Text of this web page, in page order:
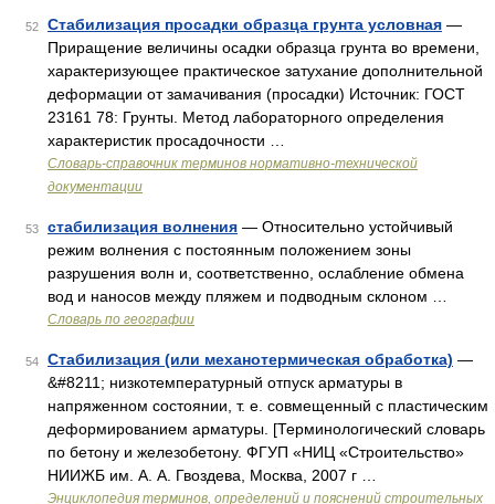
52 Стабилизация просадки образца грунта условная —
Приращение величины осадки образца грунта во времени,
характеризующее практическое затухание дополнительной
деформации от замачивания (просадки) Источник: ГОСТ
23161 78: Грунты. Метод лабораторного определения
характеристик просадочности …
Словарь-справочник терминов нормативно-технической
документации
53 стабилизация волнения — Относительно устойчивый
режим волнения с постоянным положением зоны
разрушения волн и, соответственно, ослабление обмена
вод и наносов между пляжем и подводным склоном …
Словарь по географии
54 Стабилизация (или механотермическая обработка) —
&#8211; низкотемпературный отпуск арматуры в
напряженном состоянии, т. е. совмещенный с пластическим
деформированием арматуры. [Терминологический словарь
по бетону и железобетону. ФГУП «НИЦ «Строительство»
НИИЖБ им. А. А. Гвоздева, Москва, 2007 г …
Энциклопедия терминов, определений и пояснений строительных